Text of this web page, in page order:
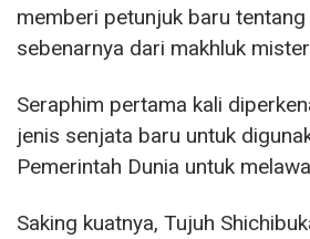
memberi petunjuk baru tentang
sebenarnya dari makhluk
Seraphim pertama kali
jenis senjata baru untuk
Pemerintah Dunia untuk
Saking kuatnya, Tujuh